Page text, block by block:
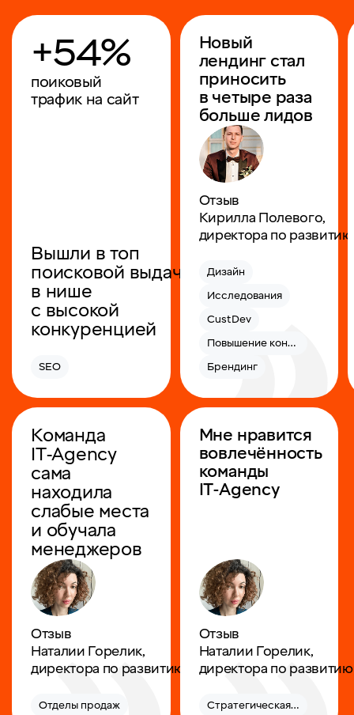
+54%
поиковый
трафик на сайт
Вышли в топ
поисковой выдачи
в нише
с высокой
конкуренцией
SEO
Новый
лендинг стал
приносить
в четыре раза
больше лидов
Отзыв
Кирилла Полевого,
директора по
Дизайн
Исследования
CustDev
Повышение конверсии
Брендинг
Команда
IT‑Agency
сама
находила
слабые места
и обучала
менеджеров
Отзыв
Наталии Горелик,
директора по развитию ПИК‑Ремонта
Отделы продаж
Мне нравится
вовлечённость
команды
IT‑Agency
Отзыв
Наталии Горелик,
директора по
Стратегическая сессия